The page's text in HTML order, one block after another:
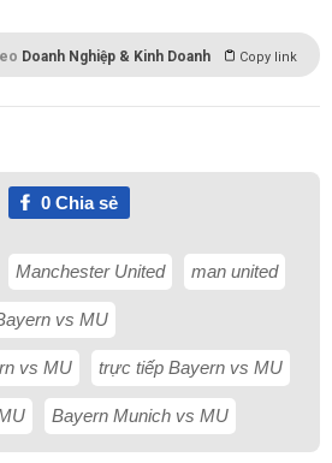
Doanh Nghiệp & Kinh Doanh Copy link
0Chia sẻ
Manchester United man united
vs MU
vs MU trực tiếp Bayern vs MU
Bayern Munich vs MU